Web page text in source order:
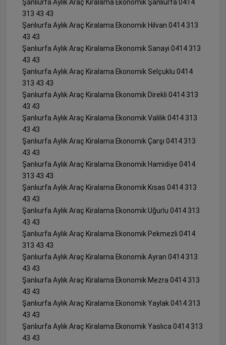
Şanlıurfa Aylık Araç Kiralama Ekonomik Şanlıurfa 0414
313 43 43
Şanlıurfa Aylık Araç Kiralama Ekonomik Hilvan 0414 313
43 43
Şanlıurfa Aylık Araç Kiralama Ekonomik Sanayi 0414 313
43 43
Şanlıurfa Aylık Araç Kiralama Ekonomik Selçuklu 0414
313 43 43
Şanlıurfa Aylık Araç Kiralama Ekonomik Direkli 0414 313
43 43
Şanlıurfa Aylık Araç Kiralama Ekonomik Valilik 0414 313
43 43
Şanlıurfa Aylık Araç Kiralama Ekonomik Çarşı 0414 313
43 43
Şanlıurfa Aylık Araç Kiralama Ekonomik Hamidiye 0414
313 43 43
Şanlıurfa Aylık Araç Kiralama Ekonomik Kısas 0414 313
43 43
Şanlıurfa Aylık Araç Kiralama Ekonomik Uğurlu 0414 313
43 43
Şanlıurfa Aylık Araç Kiralama Ekonomik Pekmezli 0414
313 43 43
Şanlıurfa Aylık Araç Kiralama Ekonomik Ayran 0414 313
43 43
Şanlıurfa Aylık Araç Kiralama Ekonomik Mezra 0414 313
43 43
Şanlıurfa Aylık Araç Kiralama Ekonomik Yaylak 0414 313
43 43
Şanlıurfa Aylık Araç Kiralama Ekonomik Yaslıca 0414 313
43 43